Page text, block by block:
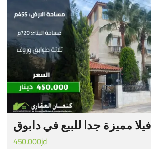
فيلا مميزة جدا للبيع في دابوق
450.000jd